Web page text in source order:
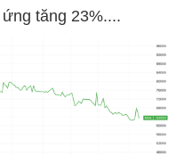
tăng 23%....